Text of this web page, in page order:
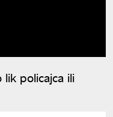
policajca ili